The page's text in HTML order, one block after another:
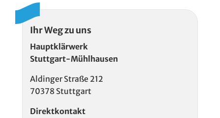
Ihr Weg zu uns
Hauptklärwerk
Stuttgart-Mühlhausen
Aldinger Straße 212
70378 Stuttgart
Direktkontakt